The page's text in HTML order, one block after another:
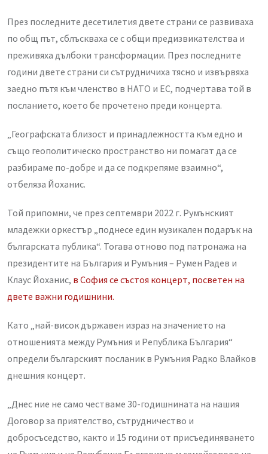
През последните десетилетия двете страни се развиваха
по общ път, сблъскваха се с общи предизвикателства и
преживяха дълбоки трансформации. През последните
години двете страни си сътрудничиха тясно и извървяха
заедно пътя към членство в НАТО и ЕС, подчертава той в
посланието, което бе прочетено преди концерта.
„Географската близост и принадлежността към едно и
също геополитическо пространство ни помагат да се
разбираме по-добре и да се подкрепяме взаимно“,
отбеляза Йоханис.
Той припомни, че през септември 2022 г. Румънският
младежки оркестър „поднесе един музикален подарък на
българската публика“. Тогава отново под патронажа на
президентите на България и Румъния – Румен Радев и
Клаус Йоханис, в София се състоя концерт, посветен на
двете важни годишнини.
Като „най-висок държавен израз на значението на
отношенията между Румъния и Република България“
определи българският посланик в Румъния Радко Влайков
днешния концерт.
„Днес ние не само честваме 30-годишнината на нашия
Договор за приятелство, сътрудничество и
добросъседство, както и 15 години от присъединяването